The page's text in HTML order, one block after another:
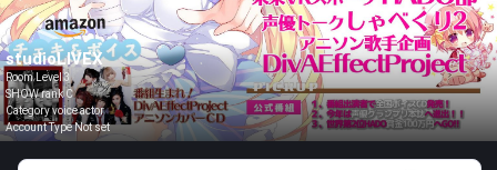
studioLIVEX
Room Level 3
SHOW rank C
Category voice actor
Account Type Not set